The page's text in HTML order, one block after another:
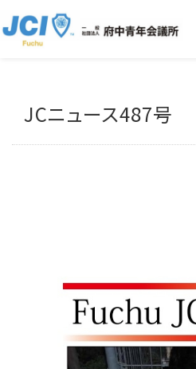
JCニュース487号